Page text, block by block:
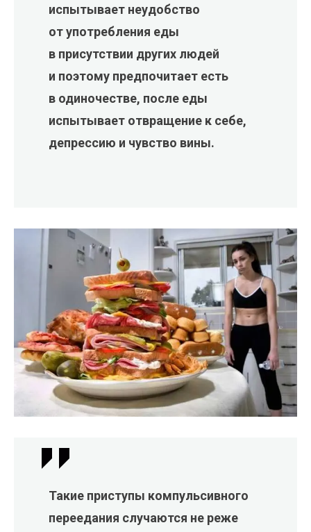
испытывает неудобство
от употребления еды
в присутствии других людей
и поэтому предпочитает есть
в одиночестве, после еды
испытывает отвращение к себе,
депрессию и чувство вины.
Такие приступы компульсивного
переедания случаются не реже